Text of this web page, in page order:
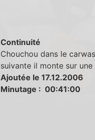
Continuité
Chouchou dans le
suivante il monte sur
Ajoutée le 17.12.2006
Minutage : 00:41:00